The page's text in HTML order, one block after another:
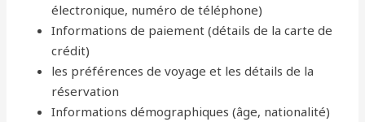
électronique, numéro de téléphone)
Informations de paiement (détails de la carte de
crédit)
les préférences de voyage et les détails de la
réservation
Informations démographiques (âge, nationalité)